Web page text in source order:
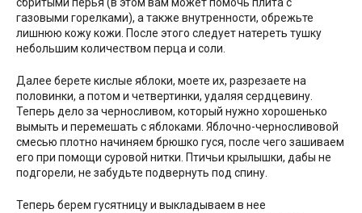
газовыми горелками), а также внутренности, обрежьте
лишнюю кожу кожи. После этого следует натереть тушку
небольшим количеством перца и соли.
Далее берете кислые яблоки, моете их, разрезаете на
половинки, а потом и четвертинки, удаляя сердцевину.
Теперь дело за черносливом, который нужно хорошенько
вымыть и перемешать с яблоками. Яблочно-черносливовой
смесью плотно начиняем брюшко гуся, после чего зашиваем
его при помощи суровой нитки. Птичьи крылышки, дабы не
подгорели, не забудьте подвернуть под спину.
Теперь берем гусятницу и выкладываем в нее